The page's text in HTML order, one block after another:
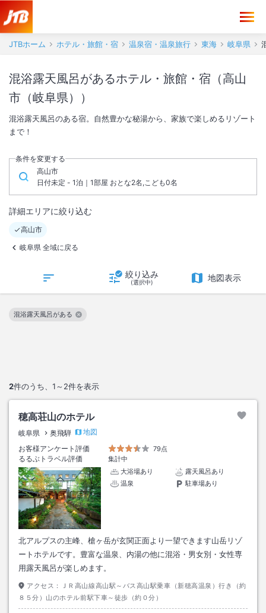
JTBホーム ホテル・旅館・宿 温泉宿・温泉旅行 東海 岐阜県
混浴露天風呂があるホテル・旅館・宿（高山
市（岐阜県））
混浴露天風呂のある宿。自然豊かな秘湯から、家族で楽しめるリゾート
まで！
条件を変更する
高山市
日付未定 - 1泊｜1部屋 おとな2名,こども0名
詳細エリアに絞り込む
高山市
岐阜県 全域に戻る
絞り込み
(選択中) 地図表示
2件のうち、 1～2件を表示
混浴露天風呂がある
この絞り込み条件を解除
穂高荘山のホテル
岐阜県 奥飛騨
地図
お客様アンケート評価
79点
るるぶトラベル評価
集計中
大浴場あり
露天風呂あり
温泉
駐車場あり
北アルプスの主峰、槍ヶ岳が玄関正面より一望できます山岳リゾ
ートホテルです。豊富な温泉、内湯の他に混浴・男女別・女性専
用露天風呂が楽しめます。
アクセス：
ＪＲ高山線高山駅～バス高山駅乗車（新穂高温泉）行き（約
８５分）山のホテル前駅下車～徒歩（約０分）